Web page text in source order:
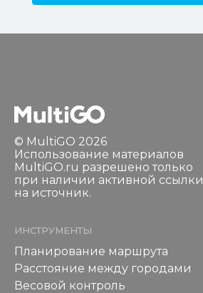
© MultiGO 2026
Использование материалов
MultiGO.ru разрешено только
при наличии активной ссылки
на источник.
ИНСТРУМЕНТЫ
Планирование маршрута
Расстояние между городами
Весовой контроль